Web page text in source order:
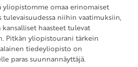
omaa erinomaiset
tulevaisuudessa niihin vaatimuksiin,
haasteet tulevat
Pitkän yliopistourani tärkein
tiedeyliopisto on
paras suunnannäyttäjä.